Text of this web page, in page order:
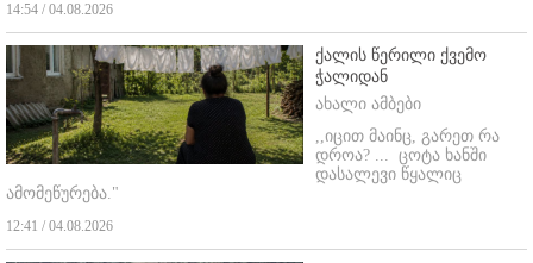
14:54 / 04.08.2026
ქალის წერილი ქვემო
ჭალიდან
ახალი ამბები
,,იცით მაინც, გარეთ რა
დროა? ... ცოტა ხანში
დასალევი წყალიც
ამომეწურება."
12:41 / 04.08.2026